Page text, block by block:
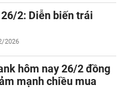
2: Diễn biến trái
2026
hôm nay 26/2 đồng
mạnh chiều mua